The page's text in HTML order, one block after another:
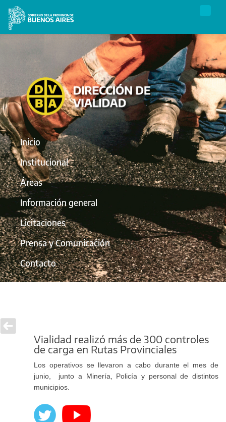
Inicio
Institucional
Áreas
Información general
Licitaciones
Prensa y Comunicación
Contacto
Vialidad realizó más de 300 controles
de carga en Rutas Provinciales
Los operativos se llevaron a cabo durante el mes de
junio, junto a Minería, Policía y personal de distintos
municipios.